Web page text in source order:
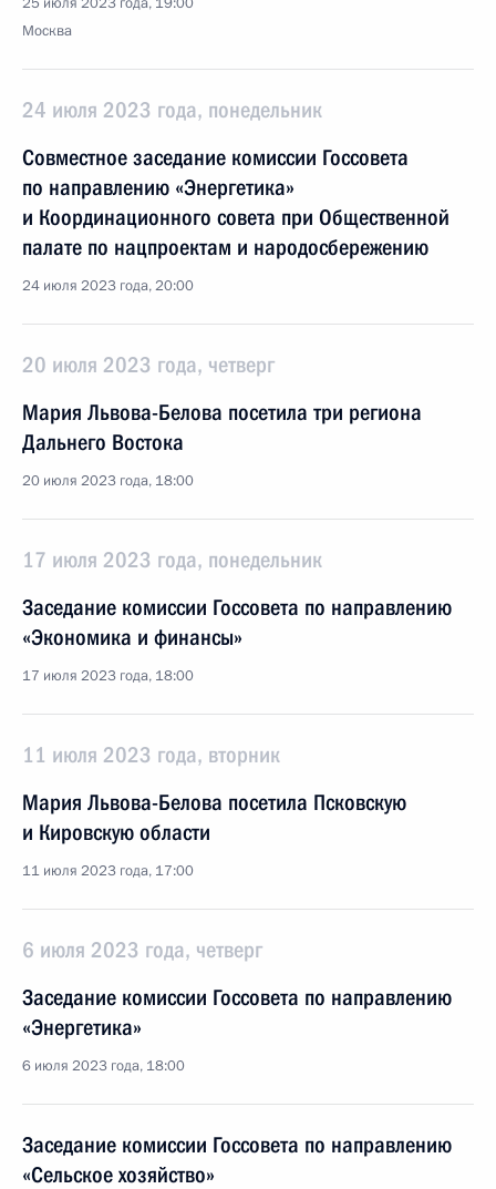
Москва
24 июля 2023 года, понедельник
Совместное заседание комиссии Госсовета
по направлению «Энергетика»
и Координационного совета при Общественной
палате по нацпроектам и народосбережению
24 июля 2023 года, 20:00
20 июля 2023 года, четверг
Мария Львова-Белова посетила три региона
Дальнего Востока
20 июля 2023 года, 18:00
17 июля 2023 года, понедельник
Заседание комиссии Госсовета по направлению
«Экономика и финансы»
17 июля 2023 года, 18:00
11 июля 2023 года, вторник
Мария Львова-Белова посетила Псковскую
и Кировскую области
11 июля 2023 года, 17:00
6 июля 2023 года, четверг
Заседание комиссии Госсовета по направлению
«Энергетика»
6 июля 2023 года, 18:00
Заседание комиссии Госсовета по направлению
«Сельское хозяйство»